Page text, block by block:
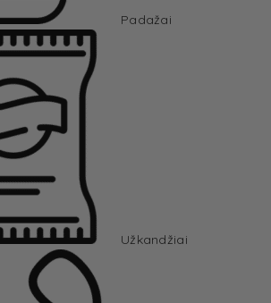
Padažai
Užkandžiai